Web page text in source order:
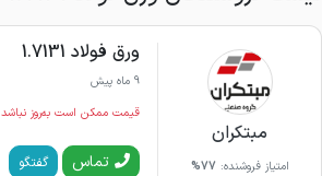
مبتکران
امتیاز فروشنده: 77%
ورق فولاد 1.7131
9 ماه پیش
قیمت ممکن است به‌روز نباشد
تماس گفتگو